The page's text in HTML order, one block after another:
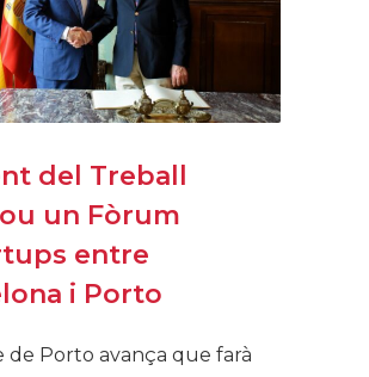
del Treball
un Fòrum
entre
i Porto
de Porto avança que farà